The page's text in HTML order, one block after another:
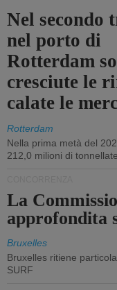
Nel secondo
nel porto di
Rotterdam
cresciute le
calate le
Rotterdam
Nella prima metà del
212,0 milioni di
La
approfondita
Bruxelles
Bruxelles ritiene
SURF